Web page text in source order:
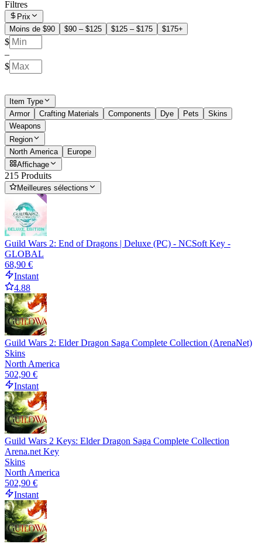
Filtres
Prix
Moins de $90
$90 – $125 $125 – $175 $175+
$
–
$
Item Type
Armor
Crafting Materials Components Dye Pets
Skins
Weapons
Region
North America
Europe
Affichage
215 Produits
Meilleures sélections
Guild Wars 2: End of Dragons | Deluxe (PC) - NCSoft Key -
GLOBAL
68,90 €
Instant
4.88
Guild Wars 2: Elder Dragon Saga Complete Collection (ArenaNet)
Skins
North America
502,90 €
Instant
Guild Wars 2 Keys: Elder Dragon Saga Complete Collection
Arena.net Key
Skins
North America
502,90 €
Instant